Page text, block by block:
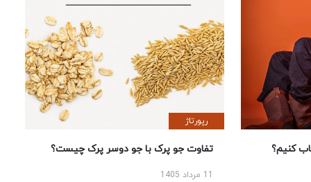
کنیم؟
رپورتاژ
تفاوت جو پرک با جو دوسر پرک چیست؟